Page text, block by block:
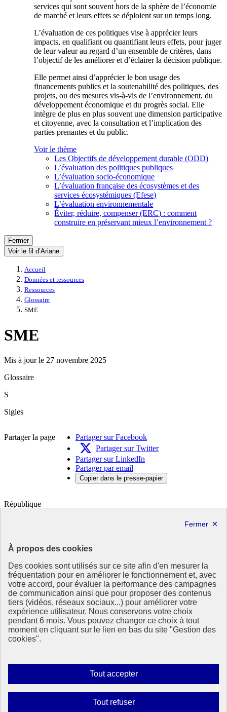
À propos des cookies
Des cookies sont utilisés sur ce site afin d'en mesurer la
fréquentation pour en améliorer le fonctionnement et, avec
votre accord, pour évaluer la performance des campagnes
de communication ainsi que pour proposer des contenus
tiers (vidéos, réseaux sociaux...) pour améliorer votre
expérience utilisateur. Nous conservons votre choix
pendant 6 mois. Vous pouvez changer ce choix à tout
moment en cliquant sur le lien en bas du site "Gestion des
cookies".
Tout accepterAutoriser
tous
Tout refuserInterdire
services qui sont souvent hors de la sphère de l’économie
de marché et leurs effets se déploient sur un temps long.
L’évaluation de ces politiques vise à apprécier leurs
impacts, en qualifiant ou quantifiant leurs effets, pour juger
de leur valeur au regard d’un ensemble de critères, dans
l’objectif de les améliorer et d’éclairer la décision publique.
Elle permet ainsi d’apprécier le bon usage des
financements publics et la soutenabilité des politiques, des
projets, ou des mesures vis-à-vis de l’environnement, du
développement économique et du progrès social. Elle
intègre de plus en plus souvent une dimension participative
et citoyenne, avec la consultation et l’implication des
parties prenantes et du public.
Voir le thème
Les Objectifs de développement durable (ODD)
L’évaluation des politiques publiques
L’évaluation socio-économique
L’évaluation française des écosystèmes et des
services écosystémiques (Efese)
L’évaluation environnementale
Éviter, réduire, compenser (ERC) : comment
construire en préservant mieux l’environnement ?
Fermer
Voir le fil d’Ariane
Accueil
Données et ressources
Ressources
Glossaire
SME
SME
Mis à jour le 27 novembre 2025
Glossaire
S
Sigles
Partager la page
Partager sur Facebook
Partager sur Twitter
Partager sur LinkedIn
Partager par email
Copier dans le presse-papier
République
utiles
info.gouv.fr- ouvre une nouvelle fenêtre
service-public.fr- ouvre une nouvelle fenêtre
legifrance.gouv.fr- ouvre une nouvelle fenêtre
data.gouv.fr- ouvre une nouvelle fenêtre
Partenaire
Partenaire principal : Eionet Portal
Accessibilité : totalement conforme